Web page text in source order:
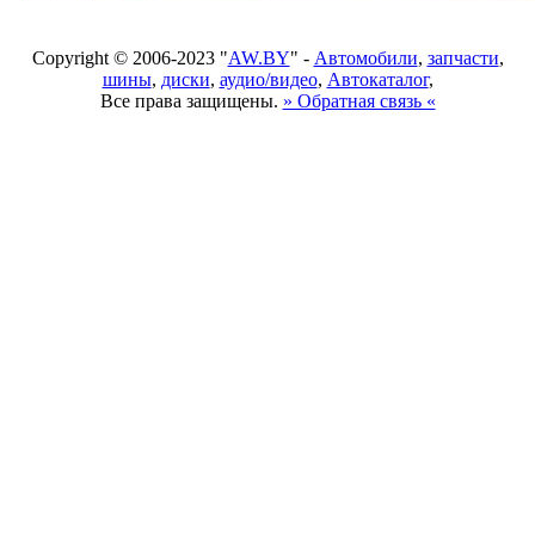
Copyright © 2006-2023 "AW.BY" - Автомобили, запчасти,
шины, диски, аудио/видео, Автокаталог,
Все права защищены. » Обратная связь «